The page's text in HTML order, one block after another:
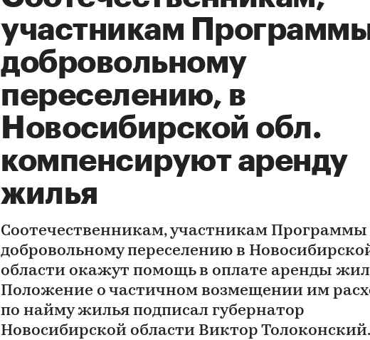
участникам
добровольному
переселению, в
Новосибирской обл.
компенсируют аренду
жилья
Соотечественникам, участникам Программы
добровольному переселению в
области окажут помощь в оплате аренды
Положение о частичном возмещении им
по найму жилья подписал губернатор
Новосибирской области Виктор